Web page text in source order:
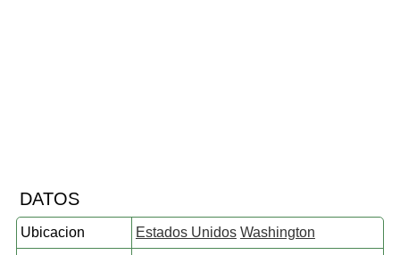
DATOS
Ubicacion Estados Unidos Washington